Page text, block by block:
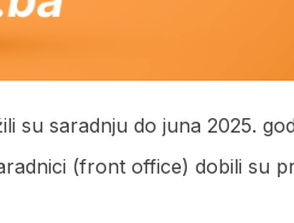
su saradnju do juna 2025.
(front office) dobili su